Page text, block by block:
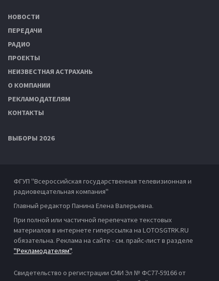
НОВОСТИ
ПЕРЕДАЧИ
РАДИО
ПРОЕКТЫ
НЕИЗВЕСТНАЯ АСТРАХАНЬ
О КОМПАНИИ
РЕКЛАМОДАТЕЛЯМ
КОНТАКТЫ
ВЫБОРЫ 2026
ФГУП "Всероссийская государственная телевизионная и
радиовещательная компания"
Главный редактор Панина Елена Валерьевна.
При полной или частичной перепечатке текстовых
материалов в интернете гиперссылка на LOTOSGTRK.RU
обязательна. Реклама на сайте - см. прайс-лист в разделе
"Рекламодателям".
Свидетельство о регистрации СМИ Эл № ФС77-59166 от